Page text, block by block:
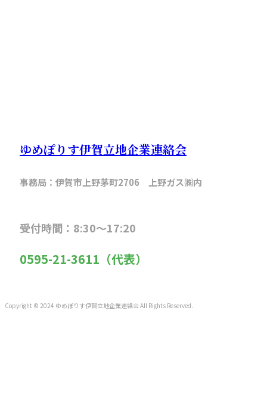
ゆめぽりす伊賀立地企業連絡会
事務局：伊賀市上野茅町2706 上野ガス㈱内
受付時間：8:30～17:20
0595-21-3611（代表）
Copyright © 2024 ゆめぽりす伊賀立地企業連絡会 All Rights Reserved.